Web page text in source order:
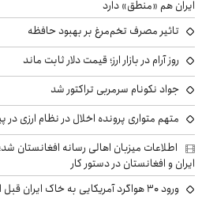
ایران هم «منطق» دارد
تاثیر مصرف تخم‌مرغ بر بهبود حافظه
روز آرام در بازار ارز؛ قیمت دلار ثابت ماند
جواد نکونام سرمربی تراکتور شد
متهم متواری پرونده اخلال در نظام ارزی در
اطلاعات میزبان اهالی رسانه افغانستان
ایران و افغانستان در دستور کار
ورود ۳۰ هواگرد آمریکایی به خاک ایران قبل از حمله به بیت رهبری؟